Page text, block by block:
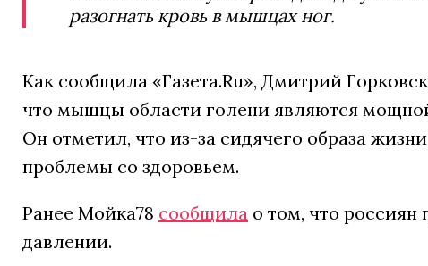
разогнать кровь в мышцах ног.
Как сообщила «Газета.Ru», Дмитрий
что мышцы области голени являются
Он отметил, что из-за сидячего образа
проблемы со здоровьем.
Ранее Мойка78 сообщила о том, что
давлении.